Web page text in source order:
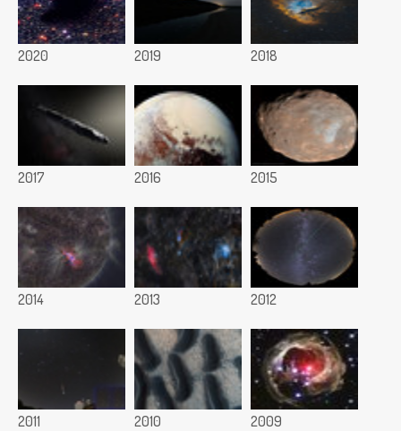
2020 2019 2018
2017 2016 2015
2014 2013 2012
2011 2010 2009